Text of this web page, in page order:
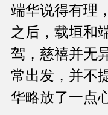
端华说得有理
之后，载垣和
驾，慈禧并无
常出发，并不
华略放了一点